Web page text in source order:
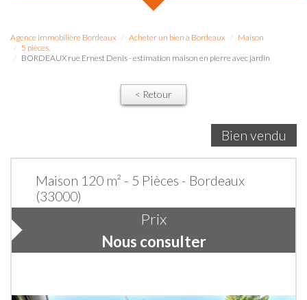
Agence immobilière Bordeaux Acheter un bien à Bordeaux
Maison
5 pièces.
BORDEAUX rue Ernest Denis - estimation maison en pierre avec jardin
< Retour
Bien vendu
Maison 120 m² - 5 Pièces - Bordeaux
(33000)
Prix
Nous consulter